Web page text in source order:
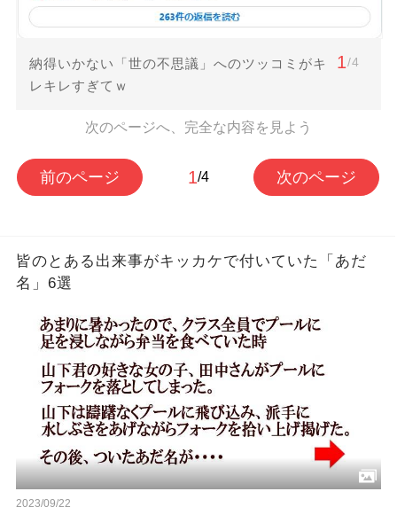
納得いかない「世の不思議」へのツッコミがキ
レキレすぎてｗ
1/4
次のページへ、完全な内容を見よう
前のページ 1/4 次のページ
皆のとある出来事がキッカケで付いていた「あだ
名」6選
2023/09/22